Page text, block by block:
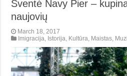
Šventė Navy Pier –
naujovių
March 18, 2017
Imigracija Istorija Kultūra Maistas